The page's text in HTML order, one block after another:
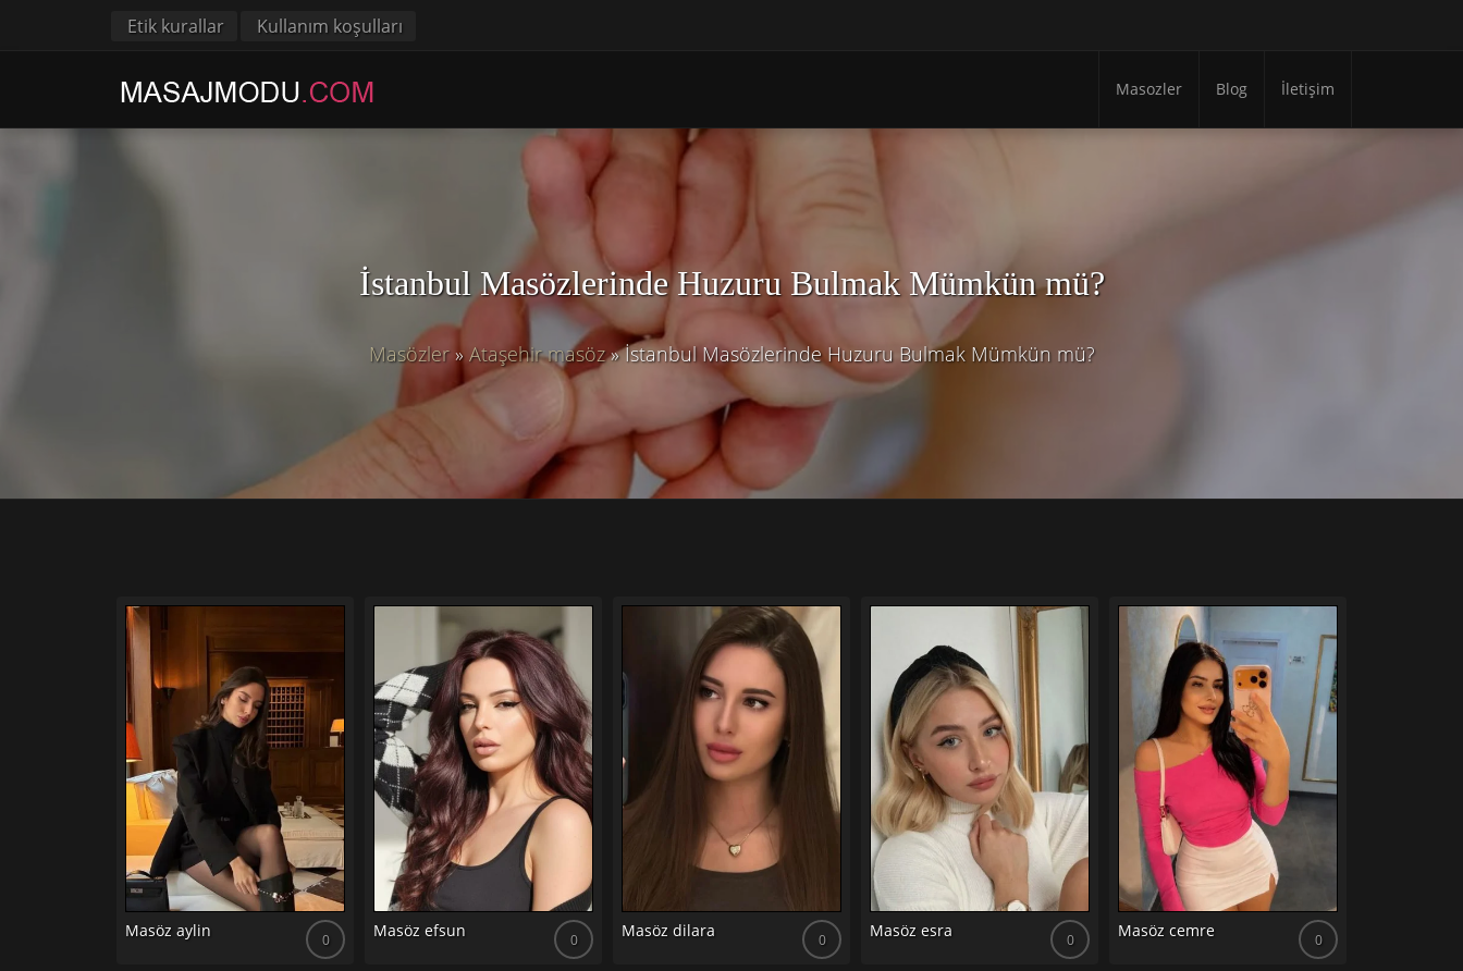
Etik kurallar Kullanım koşulları
Masozler Blog İletişim
İstanbul Masözlerinde Huzuru Bulmak Mümkün mü?
Masözler»Ataşehir masöz»İstanbul Masözlerinde Huzuru Bulmak Mümkün mü?
Masöz aylin 0 Masöz efsun 0 Masöz dilara 0 Masöz esra 0 Masöz cemre 0